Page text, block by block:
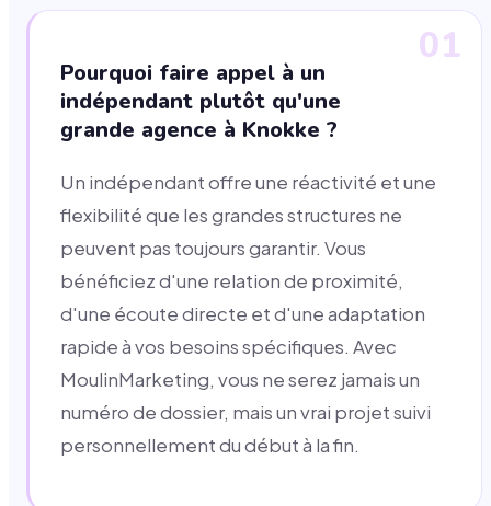
01
Pourquoi faire appel à un
indépendant plutôt qu'une
grande agence à Knokke ?
Un indépendant offre une réactivité et une
flexibilité que les grandes structures ne
peuvent pas toujours garantir. Vous
bénéficiez d'une relation de proximité,
d'une écoute directe et d'une adaptation
rapide à vos besoins spécifiques. Avec
MoulinMarketing, vous ne serez jamais un
numéro de dossier, mais un vrai projet suivi
personnellement du début à la fin.